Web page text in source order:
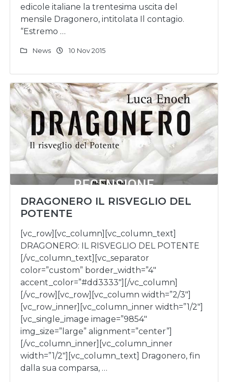
edicole italiane la trentesima uscita del
mensile Dragonero, intitolata Il contagio.
“Estremo …
News 10 Nov 2015
DRAGONERO IL RISVEGLIO DEL
POTENTE
[vc_row][vc_column][vc_column_text]
DRAGONERO: IL RISVEGLIO DEL POTENTE
[/vc_column_text][vc_separator
color=”custom” border_width=”4″
accent_color=”#dd3333″][/vc_column]
[/vc_row][vc_row][vc_column width=”2/3″]
[vc_row_inner][vc_column_inner width=”1/2″]
[vc_single_image image=”9854″
img_size=”large” alignment=”center”]
[/vc_column_inner][vc_column_inner
width=”1/2″][vc_column_text] Dragonero, fin
dalla sua comparsa, …